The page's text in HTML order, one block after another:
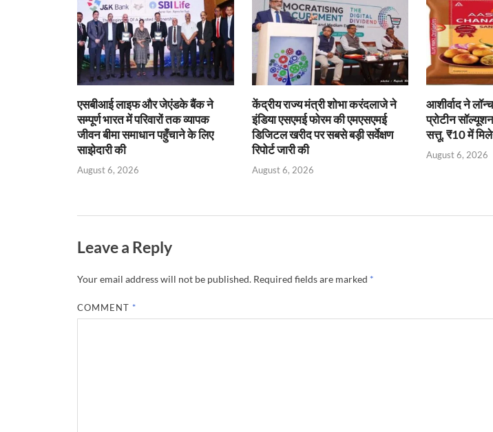
p
p
o
k
n
dl
y
एसबीआई लाइफ और जेएंडके बैंक ने
सम्पूर्ण भारत में परिवारों तक व्यापक
जीवन बीमा समाधान पहुँचाने के लिए
साझेदारी की
August 6, 2026
केंद्रीय राज्य मंत्री शोभा करंदलाजे ने
इंडिया एसएमई फोरम की एमएसएमई
डिजिटल खरीद पर सबसे बड़ी सर्वेक्षण
रिपोर्ट जारी की
August 6, 2026
आशीर्वाद ने
प्रोटीन
सत्तू, ₹10 में
August 6, 2026
Leave a Reply
Your email address will not be published. Required fields are marked *
COMMENT *